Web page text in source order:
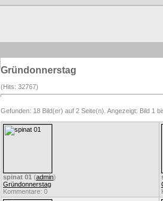
Gründonnerstag
(Hits: 32767)
Gefunden: 18 Bild(er) auf 2 Seite(n). Angezeigt: Bild 1
spinat 01 (admin)
Gründonnerstag
Kommentare: 0